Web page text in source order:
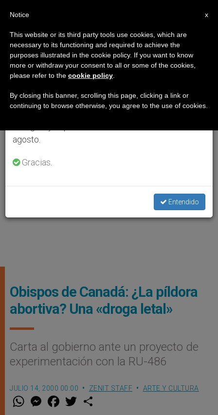
Obispos de Canadá: ¿La píldora
abortiva? Una «droga letal»
Carta al gobierno ante un proyecto de
experimentación con la RU-486
JULIO 14, 2000 00:00 ZENIT STAFF ARTE Y CULTURA
W M
e
F
a w
×
Aviso importante
Del 27 de julio al 7 de agosto haremos la pausa
anual, aprovechando que en el periodo de verano
se generan menos informaciones y también el
agosto.
Gracias.
Entendido
x
Notice
This website or its third party tools use cookies, which are
necessary to its functioning and required to achieve the
purposes illustrated in the cookie policy. If you want to know
more or withdraw your consent to all or some of the cookies,
please refer to the cookie policy
By closing this banner, scrolling this page, clicking a link or
continuing to browse otherwise, you agree to the use of cookies.